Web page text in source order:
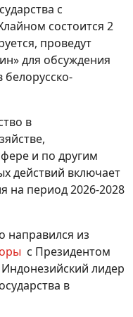
с
состоится 2
проведут
для обсуждения
белорусско-
в
и по другим
действий включает
на период 2026-2028
направился из
с Президентом
лидер
в